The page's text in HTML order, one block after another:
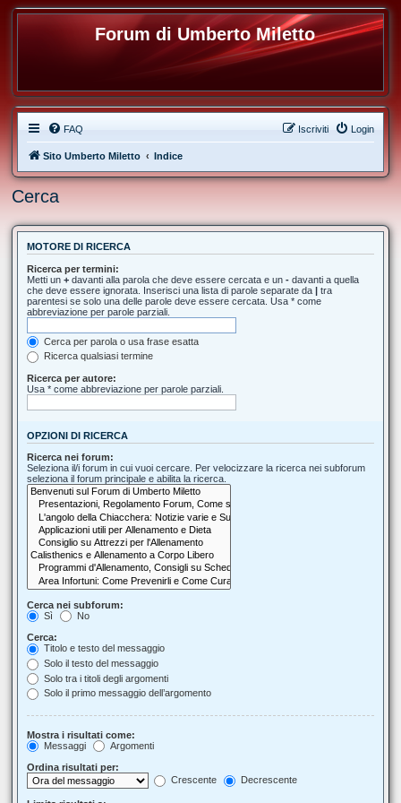
Forum di Umberto Miletto
FAQ Login
Iscriviti
Sito Umberto Miletto Indice
Cerca
MOTORE DI RICERCA
Ricerca per termini:
Metti un + davanti alla parola che deve essere cercata e un - davanti a quella
che deve essere ignorata. Inserisci una lista di parole separate da | tra
parentesi se solo una delle parole deve essere cercata. Usa * come
abbreviazione per parole parziali.
Cerca per parola o usa frase esatta
Ricerca qualsiasi termine
Ricerca per autore:
Usa * come abbreviazione per parole parziali.
OPZIONI DI RICERCA
Ricerca nei forum:
Seleziona il/i forum in cui vuoi cercare. Per velocizzare la ricerca nei subforum
seleziona il forum principale e abilita la ricerca.
Cerca nei subforum:
Sì
No
Cerca:
Titolo e testo del messaggio
Solo il testo del messaggio
Solo tra i titoli degli argomenti
Solo il primo messaggio dell’argomento
Mostra i risultati come:
Messaggi
Argomenti
Ordina risultati per:
Crescente
Decrescente